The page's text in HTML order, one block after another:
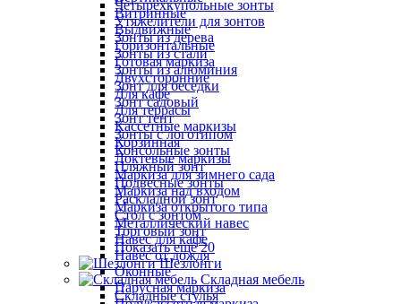
Четырехкупольные зонты
Утяжелители для зонтов
Зонты из дерева
Зонты из стали
Зонты из алюминия
Зонт для беседки
Зонт садовый
Зонт тент
Зонты с логотипом
Консольные зонты
Пляжный зонт
Подвесные зонты
Раскладной зонт
Стол с зонтом
Торговый зонт
Показать ещё 20
Шезлонги
Складная мебель
Складные стулья
Витринные
Выдвижные
Горизонтальные
Готовая маркиза
Двухсторонние
Для кафе
Для террасы
Кассетные маркизы
Корзинная
Локтевые маркизы
Маркиза для зимнего сада
Маркиза над входом
Маркиза открытого типа
Металлический навес
Навес для кафе
Навес от дождя
Оконные
Парусная маркиза